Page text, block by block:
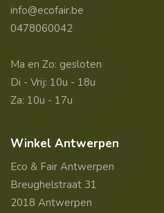
info@ecofair.be
0478060042
Ma en Zo: gesloten
Di - Vrij: 10u - 18u
Za: 10u - 17u
Winkel Antwerpen
Eco & Fair Antwerpen
Breughelstraat 31
2018 Antwerpen